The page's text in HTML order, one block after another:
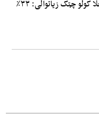
پاکستان کې افغان مهاجرینو د جلا کولو چټک زیاتوالی: ۳۳٪